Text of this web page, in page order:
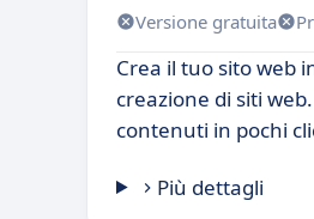
Versione gratuita
Crea il tuo sito web
creazione di siti
contenuti in pochi
Più dettagli